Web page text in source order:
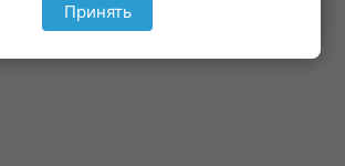
Принять